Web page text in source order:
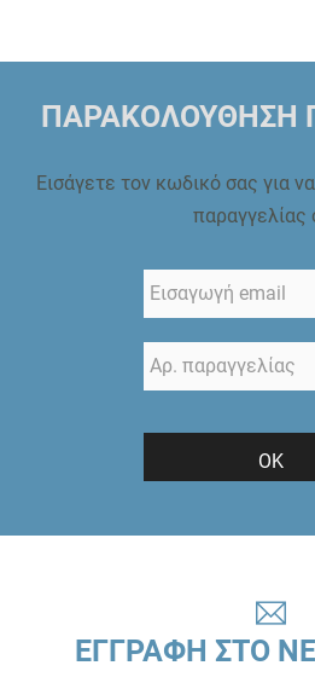
ΠΑΡΑΚΟΛΟΥΘΗΣΗ
Εισάγετε τον κωδικό σας για
παραγγελίας
ΟΚ
ΕΓΓΡΑΦΗ ΣΤΟ